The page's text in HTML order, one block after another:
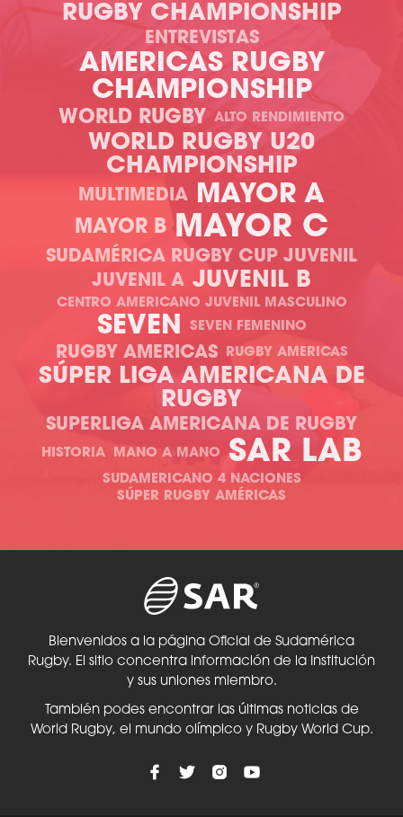
RUGBY CHAMPIONSHIP
ENTREVISTAS
AMERICAS RUGBY
CHAMPIONSHIP
WORLD RUGBY ALTO RENDIMIENTO
WORLD RUGBY U20
CHAMPIONSHIP
MULTIMEDIA MAYOR A
MAYOR B MAYOR C
SUDAMÉRICA RUGBY CUP JUVENIL
JUVENIL A JUVENIL B
CENTRO AMERICANO JUVENIL MASCULINO
SEVEN SEVEN FEMENINO
RUGBY AMERICAS RUGBY AMERICAS
SÚPER LIGA AMERICANA DE
RUGBY
SUPERLIGA AMERICANA DE RUGBY
HISTORIA MANO A MANO SAR LAB
SUDAMERICANO 4 NACIONES
SÚPER RUGBY AMÉRICAS
Bienvenidos a la página Oficial de Sudamérica
Rugby. El sitio concentra información de la Institución
y sus uniones miembro.
También podes encontrar las últimas noticias de
World Rugby, el mundo olímpico y Rugby World Cup.